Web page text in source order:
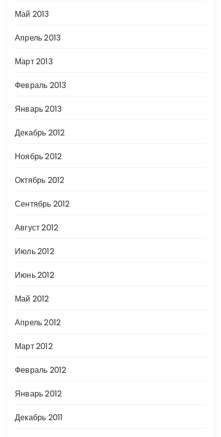
Май 2013
Апрель 2013
Март 2013
Февраль 2013
Январь 2013
Декабрь 2012
Ноябрь 2012
Октябрь 2012
Сентябрь 2012
Август 2012
Июль 2012
Июнь 2012
Май 2012
Апрель 2012
Март 2012
Февраль 2012
Январь 2012
Декабрь 2011